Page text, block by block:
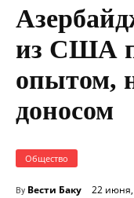
из США
опытом,
доносом
Общество
By Вести Баку 22